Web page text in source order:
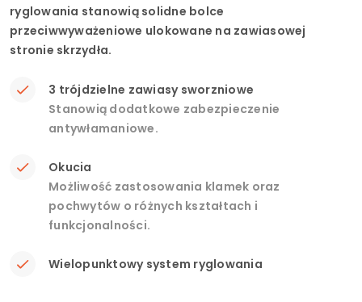
ryglowania stanowią solidne bolce
przeciwwyważeniowe ulokowane na zawiasowej
stronie skrzydła.
3 trójdzielne zawiasy sworzniowe
Stanowią dodatkowe zabezpieczenie
antywłamaniowe.
Okucia
Możliwość zastosowania klamek oraz
pochwytów o różnych kształtach i
funkcjonalności.
Wielopunktowy system ryglowania